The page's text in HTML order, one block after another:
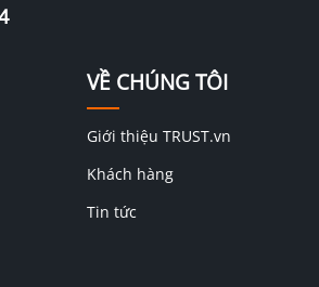
VỀ CHÚNG TÔI
Giới thiệu TRUST.vn
Khách hàng
Tin tức